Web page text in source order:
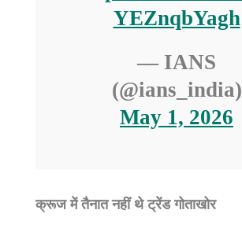
YEZnqbYagh
— IANS
(@ians_india)
May 1, 2026
क्रूज में तैनात नहीं थे ट्रेंड गोताखोर